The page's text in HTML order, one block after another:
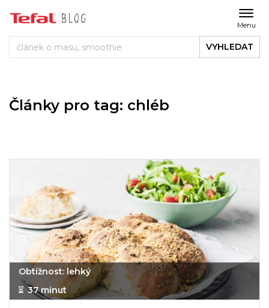
Menu
VYHLEDAT
Články pro tag: chléb
Obtížnost: lehký
37 minut